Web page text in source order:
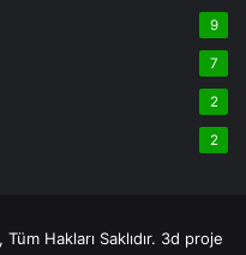
9
7
2
2
Hakları Saklıdır. 3d proje